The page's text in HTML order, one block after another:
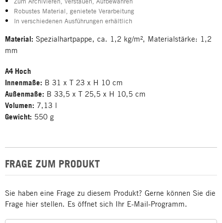
Robustes Material, genietete Verarbeitung
In verschiedenen Ausführungen erhältlich
Material: Spezialhartpappe, ca. 1,2 kg/m², Materialstärke: 1,2
mm
A4 Hoch
Innenmaße: B 31 x T 23 x H 10 cm
Außenmaße: B 33,5 x T 25,5 x H 10,5 cm
Volumen: 7,13 l
Gewicht: 550 g
FRAGE ZUM PRODUKT
Sie haben eine Frage zu diesem Produkt? Gerne können Sie die
Frage hier stellen. Es öffnet sich Ihr E-Mail-Programm.